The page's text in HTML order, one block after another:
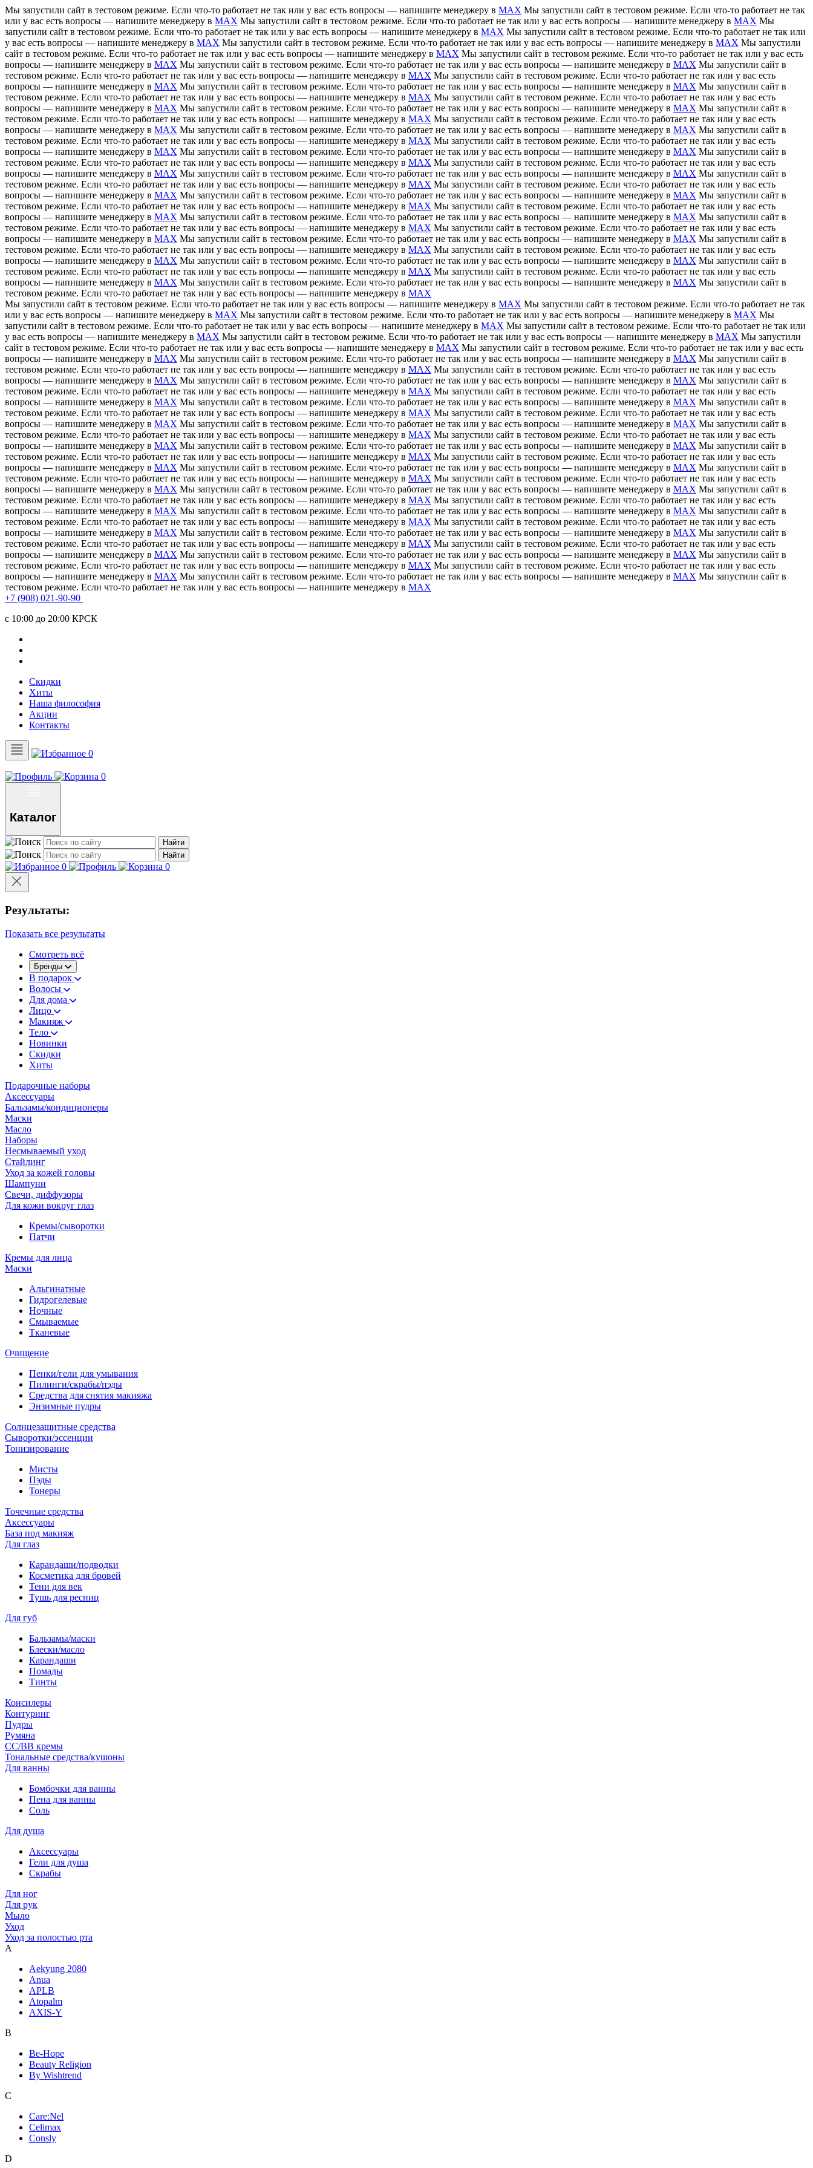
Мы запустили сайт в тестовом режиме. Если что-то работает не так или у вас есть вопросы — напишите менеджеру в MAX Мы запустили сайт в тестовом режиме. Если что-то работает не так
или у вас есть вопросы — напишите менеджеру в MAX Мы запустили сайт в тестовом режиме. Если что-то работает не так или у вас есть вопросы — напишите менеджеру в MAX Мы
запустили сайт в тестовом режиме. Если что-то работает не так или у вас есть вопросы — напишите менеджеру в MAX Мы запустили сайт в тестовом режиме. Если что-то работает не так или
у вас есть вопросы — напишите менеджеру в MAX Мы запустили сайт в тестовом режиме. Если что-то работает не так или у вас есть вопросы — напишите менеджеру в MAX Мы запустили
сайт в тестовом режиме. Если что-то работает не так или у вас есть вопросы — напишите менеджеру в MAX Мы запустили сайт в тестовом режиме. Если что-то работает не так или у вас есть
вопросы — напишите менеджеру в MAX Мы запустили сайт в тестовом режиме. Если что-то работает не так или у вас есть вопросы — напишите менеджеру в MAX Мы запустили сайт в
тестовом режиме. Если что-то работает не так или у вас есть вопросы — напишите менеджеру в MAX Мы запустили сайт в тестовом режиме. Если что-то работает не так или у вас есть
вопросы — напишите менеджеру в MAX Мы запустили сайт в тестовом режиме. Если что-то работает не так или у вас есть вопросы — напишите менеджеру в MAX Мы запустили сайт в
тестовом режиме. Если что-то работает не так или у вас есть вопросы — напишите менеджеру в MAX Мы запустили сайт в тестовом режиме. Если что-то работает не так или у вас есть
вопросы — напишите менеджеру в MAX Мы запустили сайт в тестовом режиме. Если что-то работает не так или у вас есть вопросы — напишите менеджеру в MAX Мы запустили сайт в
тестовом режиме. Если что-то работает не так или у вас есть вопросы — напишите менеджеру в MAX Мы запустили сайт в тестовом режиме. Если что-то работает не так или у вас есть
вопросы — напишите менеджеру в MAX Мы запустили сайт в тестовом режиме. Если что-то работает не так или у вас есть вопросы — напишите менеджеру в MAX Мы запустили сайт в
тестовом режиме. Если что-то работает не так или у вас есть вопросы — напишите менеджеру в MAX Мы запустили сайт в тестовом режиме. Если что-то работает не так или у вас есть
вопросы — напишите менеджеру в MAX Мы запустили сайт в тестовом режиме. Если что-то работает не так или у вас есть вопросы — напишите менеджеру в MAX Мы запустили сайт в
тестовом режиме. Если что-то работает не так или у вас есть вопросы — напишите менеджеру в MAX Мы запустили сайт в тестовом режиме. Если что-то работает не так или у вас есть
вопросы — напишите менеджеру в MAX Мы запустили сайт в тестовом режиме. Если что-то работает не так или у вас есть вопросы — напишите менеджеру в MAX Мы запустили сайт в
тестовом режиме. Если что-то работает не так или у вас есть вопросы — напишите менеджеру в MAX Мы запустили сайт в тестовом режиме. Если что-то работает не так или у вас есть
вопросы — напишите менеджеру в MAX Мы запустили сайт в тестовом режиме. Если что-то работает не так или у вас есть вопросы — напишите менеджеру в MAX Мы запустили сайт в
тестовом режиме. Если что-то работает не так или у вас есть вопросы — напишите менеджеру в MAX Мы запустили сайт в тестовом режиме. Если что-то работает не так или у вас есть
вопросы — напишите менеджеру в MAX Мы запустили сайт в тестовом режиме. Если что-то работает не так или у вас есть вопросы — напишите менеджеру в MAX Мы запустили сайт в
тестовом режиме. Если что-то работает не так или у вас есть вопросы — напишите менеджеру в MAX Мы запустили сайт в тестовом режиме. Если что-то работает не так или у вас есть
вопросы — напишите менеджеру в MAX Мы запустили сайт в тестовом режиме. Если что-то работает не так или у вас есть вопросы — напишите менеджеру в MAX Мы запустили сайт в
тестовом режиме. Если что-то работает не так или у вас есть вопросы — напишите менеджеру в MAX Мы запустили сайт в тестовом режиме. Если что-то работает не так или у вас есть
вопросы — напишите менеджеру в MAX Мы запустили сайт в тестовом режиме. Если что-то работает не так или у вас есть вопросы — напишите менеджеру в MAX Мы запустили сайт в
тестовом режиме. Если что-то работает не так или у вас есть вопросы — напишите менеджеру в MAX Мы запустили сайт в тестовом режиме. Если что-то работает не так или у вас есть
вопросы — напишите менеджеру в MAX Мы запустили сайт в тестовом режиме. Если что-то работает не так или у вас есть вопросы — напишите менеджеру в MAX Мы запустили сайт в
тестовом режиме. Если что-то работает не так или у вас есть вопросы — напишите менеджеру в MAX
Мы запустили сайт в тестовом режиме. Если что-то работает не так или у вас есть вопросы — напишите менеджеру в MAX Мы запустили сайт в тестовом режиме. Если что-то работает не так
или у вас есть вопросы — напишите менеджеру в MAX Мы запустили сайт в тестовом режиме. Если что-то работает не так или у вас есть вопросы — напишите менеджеру в MAX Мы
запустили сайт в тестовом режиме. Если что-то работает не так или у вас есть вопросы — напишите менеджеру в MAX Мы запустили сайт в тестовом режиме. Если что-то работает не так или
у вас есть вопросы — напишите менеджеру в MAX Мы запустили сайт в тестовом режиме. Если что-то работает не так или у вас есть вопросы — напишите менеджеру в MAX Мы запустили
сайт в тестовом режиме. Если что-то работает не так или у вас есть вопросы — напишите менеджеру в MAX Мы запустили сайт в тестовом режиме. Если что-то работает не так или у вас есть
вопросы — напишите менеджеру в MAX Мы запустили сайт в тестовом режиме. Если что-то работает не так или у вас есть вопросы — напишите менеджеру в MAX Мы запустили сайт в
тестовом режиме. Если что-то работает не так или у вас есть вопросы — напишите менеджеру в MAX Мы запустили сайт в тестовом режиме. Если что-то работает не так или у вас есть
вопросы — напишите менеджеру в MAX Мы запустили сайт в тестовом режиме. Если что-то работает не так или у вас есть вопросы — напишите менеджеру в MAX Мы запустили сайт в
тестовом режиме. Если что-то работает не так или у вас есть вопросы — напишите менеджеру в MAX Мы запустили сайт в тестовом режиме. Если что-то работает не так или у вас есть
вопросы — напишите менеджеру в MAX Мы запустили сайт в тестовом режиме. Если что-то работает не так или у вас есть вопросы — напишите менеджеру в MAX Мы запустили сайт в
тестовом режиме. Если что-то работает не так или у вас есть вопросы — напишите менеджеру в MAX Мы запустили сайт в тестовом режиме. Если что-то работает не так или у вас есть
вопросы — напишите менеджеру в MAX Мы запустили сайт в тестовом режиме. Если что-то работает не так или у вас есть вопросы — напишите менеджеру в MAX Мы запустили сайт в
тестовом режиме. Если что-то работает не так или у вас есть вопросы — напишите менеджеру в MAX Мы запустили сайт в тестовом режиме. Если что-то работает не так или у вас есть
вопросы — напишите менеджеру в MAX Мы запустили сайт в тестовом режиме. Если что-то работает не так или у вас есть вопросы — напишите менеджеру в MAX Мы запустили сайт в
тестовом режиме. Если что-то работает не так или у вас есть вопросы — напишите менеджеру в MAX Мы запустили сайт в тестовом режиме. Если что-то работает не так или у вас есть
вопросы — напишите менеджеру в MAX Мы запустили сайт в тестовом режиме. Если что-то работает не так или у вас есть вопросы — напишите менеджеру в MAX Мы запустили сайт в
тестовом режиме. Если что-то работает не так или у вас есть вопросы — напишите менеджеру в MAX Мы запустили сайт в тестовом режиме. Если что-то работает не так или у вас есть
вопросы — напишите менеджеру в MAX Мы запустили сайт в тестовом режиме. Если что-то работает не так или у вас есть вопросы — напишите менеджеру в MAX Мы запустили сайт в
тестовом режиме. Если что-то работает не так или у вас есть вопросы — напишите менеджеру в MAX Мы запустили сайт в тестовом режиме. Если что-то работает не так или у вас есть
вопросы — напишите менеджеру в MAX Мы запустили сайт в тестовом режиме. Если что-то работает не так или у вас есть вопросы — напишите менеджеру в MAX Мы запустили сайт в
тестовом режиме. Если что-то работает не так или у вас есть вопросы — напишите менеджеру в MAX Мы запустили сайт в тестовом режиме. Если что-то работает не так или у вас есть
вопросы — напишите менеджеру в MAX Мы запустили сайт в тестовом режиме. Если что-то работает не так или у вас есть вопросы — напишите менеджеру в MAX Мы запустили сайт в
тестовом режиме. Если что-то работает не так или у вас есть вопросы — напишите менеджеру в MAX Мы запустили сайт в тестовом режиме. Если что-то работает не так или у вас есть
вопросы — напишите менеджеру в MAX Мы запустили сайт в тестовом режиме. Если что-то работает не так или у вас есть вопросы — напишите менеджеру в MAX Мы запустили сайт в
тестовом режиме. Если что-то работает не так или у вас есть вопросы — напишите менеджеру в MAX Мы запустили сайт в тестовом режиме. Если что-то работает не так или у вас есть
вопросы — напишите менеджеру в MAX Мы запустили сайт в тестовом режиме. Если что-то работает не так или у вас есть вопросы — напишите менеджеру в MAX Мы запустили сайт в
тестовом режиме. Если что-то работает не так или у вас есть вопросы — напишите менеджеру в MAX
+7 (908) 021-90-90
c 10:00 до 20:00 КРСК
Скидки
Хиты
Наша философия
Акции
Контакты
0
0
Каталог
Найти
Найти
0 0
Результаты:
Показать все результаты
Смотреть всё
Бренды
В подарок
Волосы
Для дома
Лицо
Макияж
Тело
Новинки
Скидки
Хиты
Подарочные наборы
Аксессуары
Бальзамы/кондиционеры
Маски
Масло
Наборы
Несмываемый уход
Стайлинг
Уход за кожей головы
Шампуни
Свечи, диффузоры
Для кожи вокруг глаз
Кремы/сыворотки
Патчи
Кремы для лица
Маски
Альгинатные
Гидрогелевые
Ночные
Смываемые
Тканевые
Очищение
Пенки/гели для умывания
Пилинги/скрабы/пэды
Средства для снятия макияжа
Энзимные пудры
Солнцезащитные средства
Сыворотки/эссенции
Тонизирование
Мисты
Пэды
Тонеры
Точечные средства
Аксессуары
База под макияж
Для глаз
Карандаши/подводки
Косметика для бровей
Тени для век
Тушь для ресниц
Для губ
Бальзамы/маски
Блески/масло
Карандаши
Помады
Тинты
Консилеры
Контуринг
Пудры
Румяна
СС/ВВ кремы
Тональные средства/кушоны
Для ванны
Бомбочки для ванны
Пена для ванны
Соль
Для душа
Аксессуары
Гели для душа
Скрабы
Для ног
Для рук
Мыло
Уход
Уход за полостью рта
A
Aekyung 2080
Anua
APLB
Atopalm
AXIS-Y
B
Be-Hope
Beauty Religion
By Wishtrend
C
Care:Nel
Celimax
Consly
D